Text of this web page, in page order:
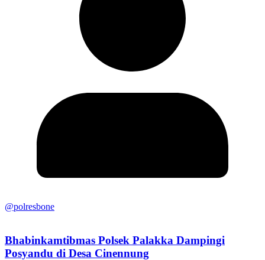
@polresbone
Bhabinkamtibmas Polsek Palakka Dampingi
Posyandu di Desa Cinennung